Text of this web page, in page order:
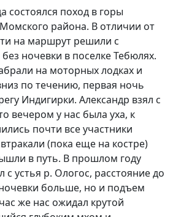
состоялся поход в горы
района. В отличии от
на маршрут решили с
ночевки в поселке Тебюлях.
на моторных лодках и
по течению, первая ночь
Индигирки. Александр взял с
вечером у нас была уха, к
почти все участники
(пока еще на костре)
в путь. В прошлом году
устья р. Ологос, расстояние до
больше, но и подъем
же нас ожидал крутой